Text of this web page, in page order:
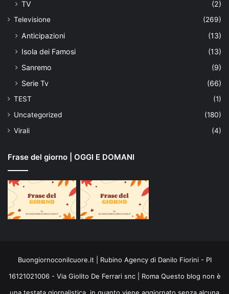
TV
(2)
Televisione (269)
Anticipazioni
(13)
Isola dei Famosi
(13)
Sanremo
(9)
Serie Tv
(66)
TEST
(1)
Uncategorized
(180)
Virali
(4)
Frase del giorno | OGGI E DOMANI
Buongiornoconilcuore.it | Rubino Agency di Danilo Fiorini - PI
16121021006 - Via Giolito De Ferrari snc | Roma Questo blog non è
una testata giornalistica, in quanto viene aggiornato senza alcuna